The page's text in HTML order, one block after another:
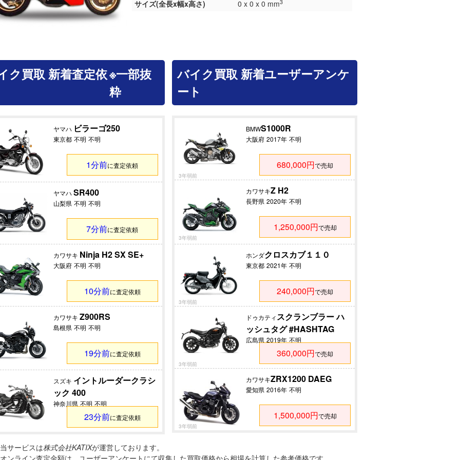
サイズ(全長x幅x高さ) 0 x 0 x 0 mm3
ク買取 新着査定依※一部抜
粋
ヤマハ ビラーゴ250
東京都 不明 不明
1分前に査定依頼
ヤマハSR400
山梨県 不明 不明
7分前に査定依頼
カワサキ Ninja H2 SX SE+
大阪府 不明 不明
10分前に査定依頼
カワサキ Z900RS
島根県 不明 不明
19分前に査定依頼
スズキ イントルーダークラシ
ック 400
神奈川県 不明 不明
23分前に査定依頼
バイク買取 新着ユーザーアンケ
ート
BMWS1000R
大阪府 2017年 不明
680,000円で売却
3年弱前
カワサキZ H2
長野県 2020年 不明
1,250,000円で売却
3年弱前
ホンダクロスカブ１１０
東京都 2021年 不明
240,000円で売却
3年弱前
ドゥカティスクランブラー ハ
ッシュタグ #HASHTAG
広島県 2019年 不明
360,000円で売却
3年弱前
カワサキZRX1200 DAEG
愛知県 2016年 不明
1,500,000円で売却
3年弱前
当サービスは株式会社KATIXが運営しております。